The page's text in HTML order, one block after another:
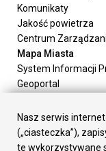
Komunikaty
Jakość powietrza
Centrum
Mapa Miasta
System Informacji
Geoportal
Załatw sprawę
Prezydent Miasta
Rada Miasta
Nasz serwis
(„ciasteczka”),
te wykorzystywane